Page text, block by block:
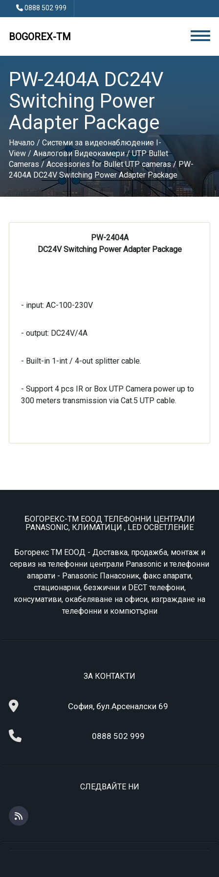
0888 502 999
BOGOREX-TM
PW-2404A DC24V
Switching Power
Adapter Package
Начало / Системи за видеонаблюдение I-
View/ Аналогови Видеокамери/UTP Bullet
Cameras / Accessories for Bullet UTP cameras/ PW-
2404A DC24V Switching Power Adapter Package
PW-2404A
DC24V Switching Power Adapter Package
- input: AC-100-230V
- output: DC24V/4A
- Built-in 1-int / 4-out splitter cable.
- Support 4 pcs IR or Box UTP Camera power up to
300 meters transmission via Cat.5 UTP cable.
БОГОРЕКС-ТМ ЕООД ТЕЛЕФОННИ ЦЕНТРАЛИ
PANASONIC, КЛИМАТИЦИ , LED ОСВЕТЛЕНИЕ
Богорекс ТМ ЕООД - Доставка, продажба, монтаж и
сервиз на телефонни централи Panasonic и телефонни
апарати - Panasonic Панасоник, факс апарати,
стационарни, безжични и DECT телефони,
консумативи, окабеляване на офиси, изграждане на
телефонни и компютърни
ЗА КОНТАКТИ
София, бул.Арсеналски 69
0888 502 999
СЛЕДВАЙТЕ НИ